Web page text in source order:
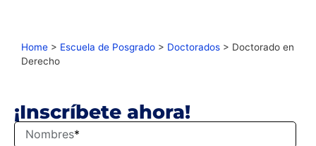
Home > Escuela de Posgrado > Doctorados > Doctorado en
Derecho
¡Inscríbete ahora!
Nombres*